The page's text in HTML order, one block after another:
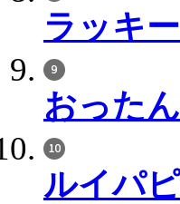
ラッキ
おった
ルイパ